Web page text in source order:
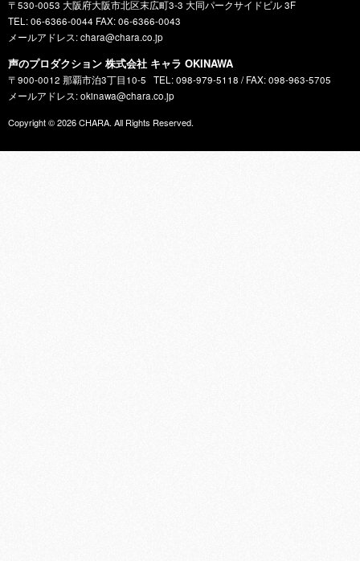
〒530-0053 大阪府大阪市北区末広町3-3 大同パークサイドビル 3F
TEL: 06-6366-0044 FAX: 06-6366-0043
メールアドレス: chara@chara.co.jp
声のプロダクション 株式会社 キャラ OKINAWA
〒900-0012 那覇市泊3丁目10-5
TEL: 098-979-5118 / FAX: 098-963-5705
メールアドレス: okinawa@chara.co.jp
Copyright © 2026CHARA. All Rights Reserved.